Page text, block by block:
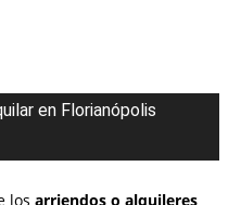
en Florianópolis
los arriendos o alquileres